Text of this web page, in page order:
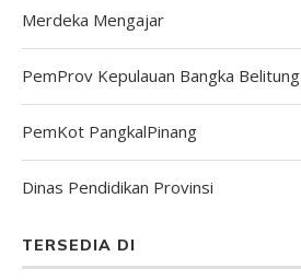
Merdeka Mengajar
PemProv Kepulauan Bangka Belitung
PemKot PangkalPinang
Dinas Pendidikan Provinsi
TERSEDIA DI